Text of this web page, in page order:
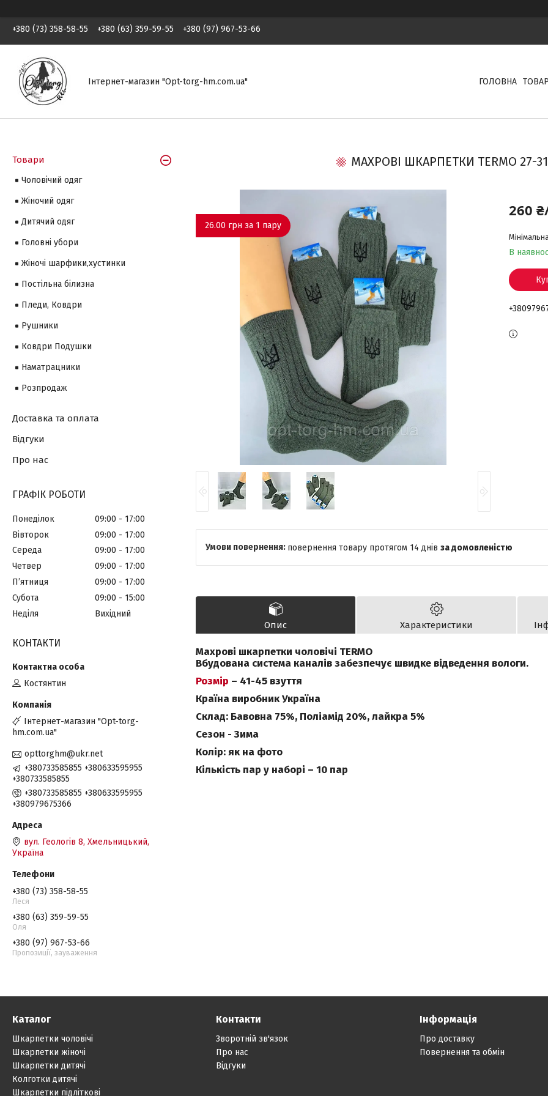
+380 (73) 358-58-55 +380 (63) 359-59-55 +380 (97) 967-53-66
Інтернет-магазин "Opt-torg-hm.com.ua" ГОЛОВНА
МАХРОВІ ШКАРПЕТКИ TERMO 27-
26.00 грн за 1 пару
260
В
повернення товару протягом 14 днів за домовленістю
Опис Характеристики
Махрові шкарпетки чоловічі TERMO
Вбудована система каналів забезпечує швидке відведення вологи.
Розмір – 41-45 взуття
Країна виробник Україна
Склад: Бавовна 75%, Поліамід 20%, лайкра 5%
Сезон - Зима
Колір: як на фото
Кількість пар у наборі – 10 пар
Товари
Чоловічий одяг
Жіночий одяг
Дитячий одяг
Головні убори
Жіночі шарфики,хустинки
Постільна білизна
Пледи, Ковдри
Рушники
Ковдри Подушки
Наматрацники
Розпродаж
Доставка та оплата
Відгуки
Про нас
ГРАФІК РОБОТИ
Понеділок 09:00
17:00
Вівторок
09:00
17:00
Середа
09:00
17:00
Четвер
09:00
17:00
Пʼятниця
09:00
17:00
Субота
09:00
15:00
Неділя
Вихідний
КОНТАКТИ
Костянтин
Інтернет-магазин "Opt-torg-
hm.com.ua"
opttorghm@ukr.net
+380733585855 +380633595955
+380733585855
+380733585855 +380633595955
+380979675366
вул. Геологів 8, Хмельницький,
Україна
+380 (73) 358-58-55
Леся
+380 (63) 359-59-55
Оля
+380 (97) 967-53-66
Пропозиції, зауваження
Каталог
Шкарпетки чоловічі
Шкарпетки жіночі
Шкарпетки дитячі
Колготки дитячі
Шкарпетки підліткові
Контакти
Зворотній зв'язок
Про нас
Відгуки
Інформація
Про доставку
Повернення та обмін